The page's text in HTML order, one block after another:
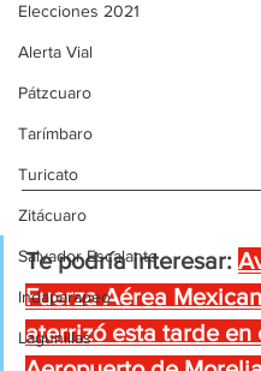
Elecciones 2021
Alerta Vial
Pátzcuaro
Tarímbaro
Turicato
Zitácuaro
Salvador Escalante
Indaparapeo
Lagunillas
Te podría interesar:
Fuerza Aérea
aterrizó esta tarde en